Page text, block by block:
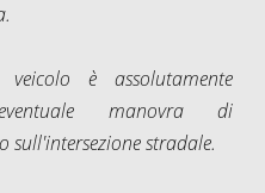
è assolutamente
manovra di
sull'intersezione stradale.